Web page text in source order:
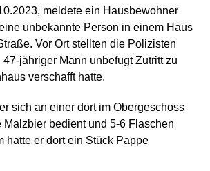
meldete ein Hausbewohner
unbekannte Person in einem Haus
Vor Ort stellten die Polizisten
jähriger Mann unbefugt Zutritt zu
verschafft hatte.
sich an einer dort im Obergeschoss
Malzbier bedient und 5-6 Flaschen
hatte er dort ein Stück Pappe